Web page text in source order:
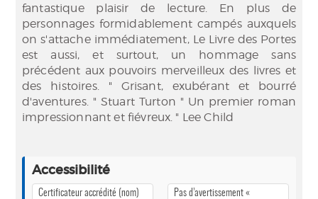
fantastique plaisir de lecture. En plus de
personnages formidablement campés auxquels
on s'attache immédiatement, Le Livre des Portes
est aussi, et surtout, un hommage sans
précédent aux pouvoirs merveilleux des livres et
des histoires. " Grisant, exubérant et bourré
d'aventures. " Stuart Turton " Un premier roman
impressionnant et fiévreux. " Lee Child
Accessibilité
Certificateur accrédité (nom)
Pas d’avertissement «